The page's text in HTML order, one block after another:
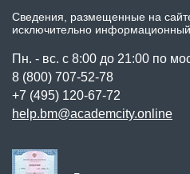
Сведения, размещенные на
исключительно информационный
Пн. - вс. с 8:00 до 21:00 по
8 (800) 707-52-78
+7 (495) 120-67-72
help.bm@academcity.online